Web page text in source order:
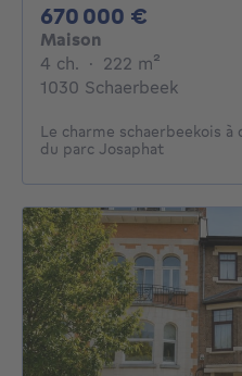
670 000 €
Maison
4 ch. 4 chambres
· 222 m²
1030 Schaerbeek
Le charme schaerbeekois à
du parc Josaphat